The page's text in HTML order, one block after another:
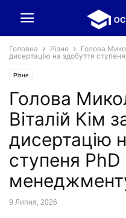
Головна Різне
Голова
дисертацію на здобуття
Різне
Голова
Віталій Кім
дисертацію
ступеня PhD
9 Липня, 2026